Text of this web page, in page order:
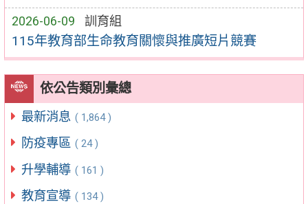
2026-06-09 訓育組
115年教育部生命教育關懷與推廣短片競賽
依公告類別彙總
最新消息 ( 1,864 )
防疫專區 ( 24 )
升學輔導 ( 161 )
教育宣導 ( 134 )